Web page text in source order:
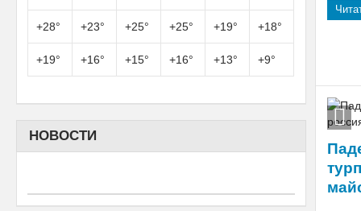
+28° +23° +25° +25° +19° +18°
+19° +16° +15° +16° +13° +9°
НОВОСТИ